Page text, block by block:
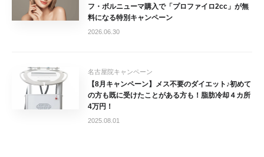
フ・ボルニューマ購入で「プロファイロ2cc」が無
料になる特別キャンペーン
2026.06.30
名古屋院キャンペーン
【8月キャンペーン】メス不要のダイエット♪初めて
の方も既に受けたことがある方も！脂肪冷却４カ所
4万円！
2025.08.01